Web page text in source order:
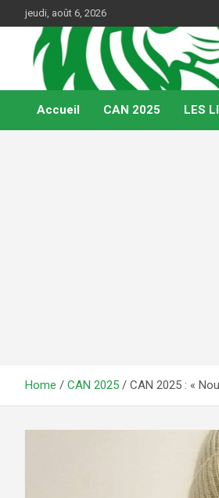
to
content
jeudi, août 6, 2026
Kamerfoot
Web Magazine du football
Accueil CAN 2025 LES
Home CAN 2025 CAN 2025 : «